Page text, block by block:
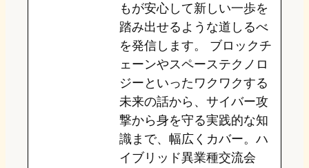
もが安心して新しい一歩を
踏み出せるような道しるべ
を発信します。 ブロックチ
ェーンやスペーステクノロ
ジーといったワクワクする
未来の話から、サイバー攻
撃から身を守る実践的な知
識まで、幅広くカバー。ハ
イブリッド異業種交流会